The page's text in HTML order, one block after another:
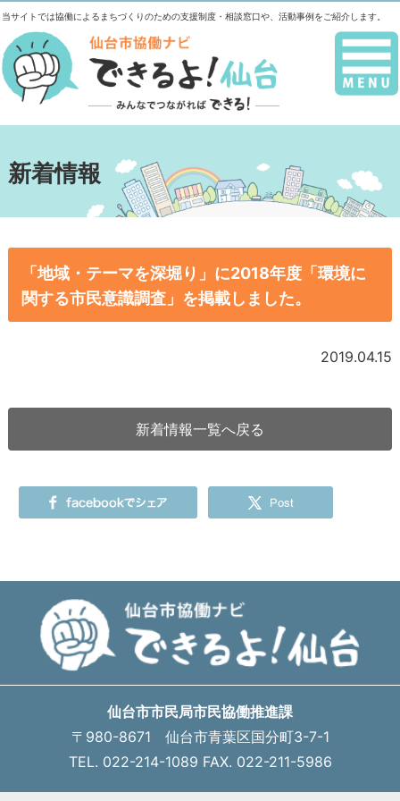
当サイトでは協働によるまちづくりのための支援制度・相談窓口や、活動事例をご紹介します。
新着情報
「地域・テーマを深堀り」に2018年度「環境に
関する市民意識調査」を掲載しました。
2019.04.15
新着情報一覧へ戻る
仙台市市民局市民協働推進課
〒980-8671 仙台市青葉区国分町3-7-1
TEL. 022-214-1089 FAX. 022-211-5986